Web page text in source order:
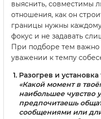
выяснить, совместимы
отношения, как он
границы нужны
фокус и не задавать
При подборе тем важно
уважении к темпу
Разогрев и
«Какой момент в
наибольшее чувство
предпочитаешь
сообщениями или